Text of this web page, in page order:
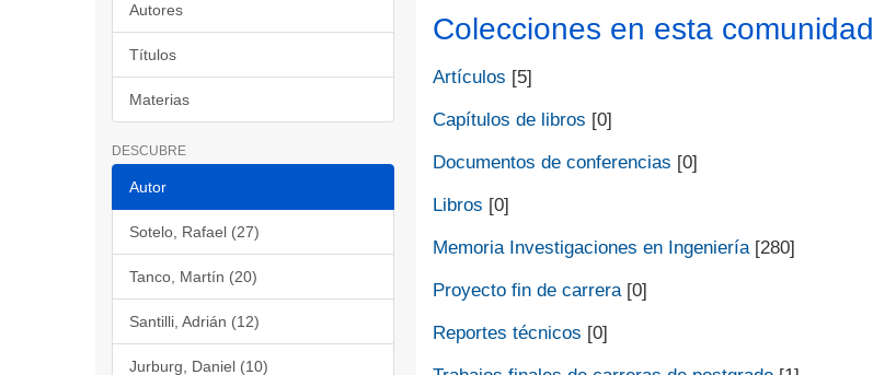
Autores
Títulos
Materias
DESCUBRE
Autor
Sotelo, Rafael (27)
Tanco, Martín (20)
Santilli, Adrián (12)
Jurburg, Daniel (10)
Colecciones en esta comunidad
Artículos [5]
Capítulos de libros [0]
Documentos de conferencias [0]
Libros [0]
Memoria Investigaciones en Ingeniería[280]
Proyecto fin de carrera[0]
Reportes técnicos [0]